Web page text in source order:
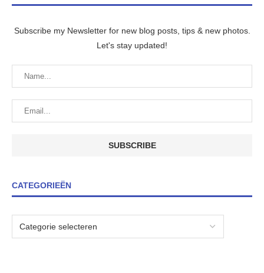
Subscribe my Newsletter for new blog posts, tips & new photos.
Let's stay updated!
CATEGORIEËN